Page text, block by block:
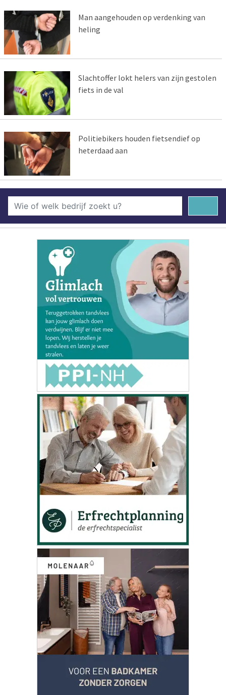
Man aangehouden op verdenking van
heling
Slachtoffer lokt helers van zijn gestolen
fiets in de val
Politiebikers houden fietsendief op
heterdaad aan